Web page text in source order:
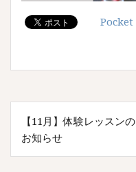
Pocket
投
稿
ナ
【11月】体験レッスンの
お知らせ